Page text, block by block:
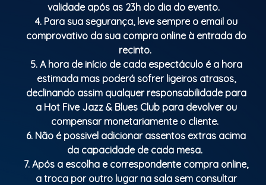
validade após as 23h do dia do evento.
4. Para sua segurança, leve sempre o email ou
comprovativo da sua compra online à entrada do
recinto.
5. A hora de início de cada espectáculo é a hora
estimada mas poderá sofrer ligeiros atrasos,
declinando assim qualquer responsabilidade para
a Hot Five Jazz & Blues Club para devolver ou
compensar monetariamente o cliente.
6. Não é possivel adicionar assentos extras acima
da capacidade de cada mesa.
7. Após a escolha e correspondente compra online,
a troca por outro lugar na sala sem consultar